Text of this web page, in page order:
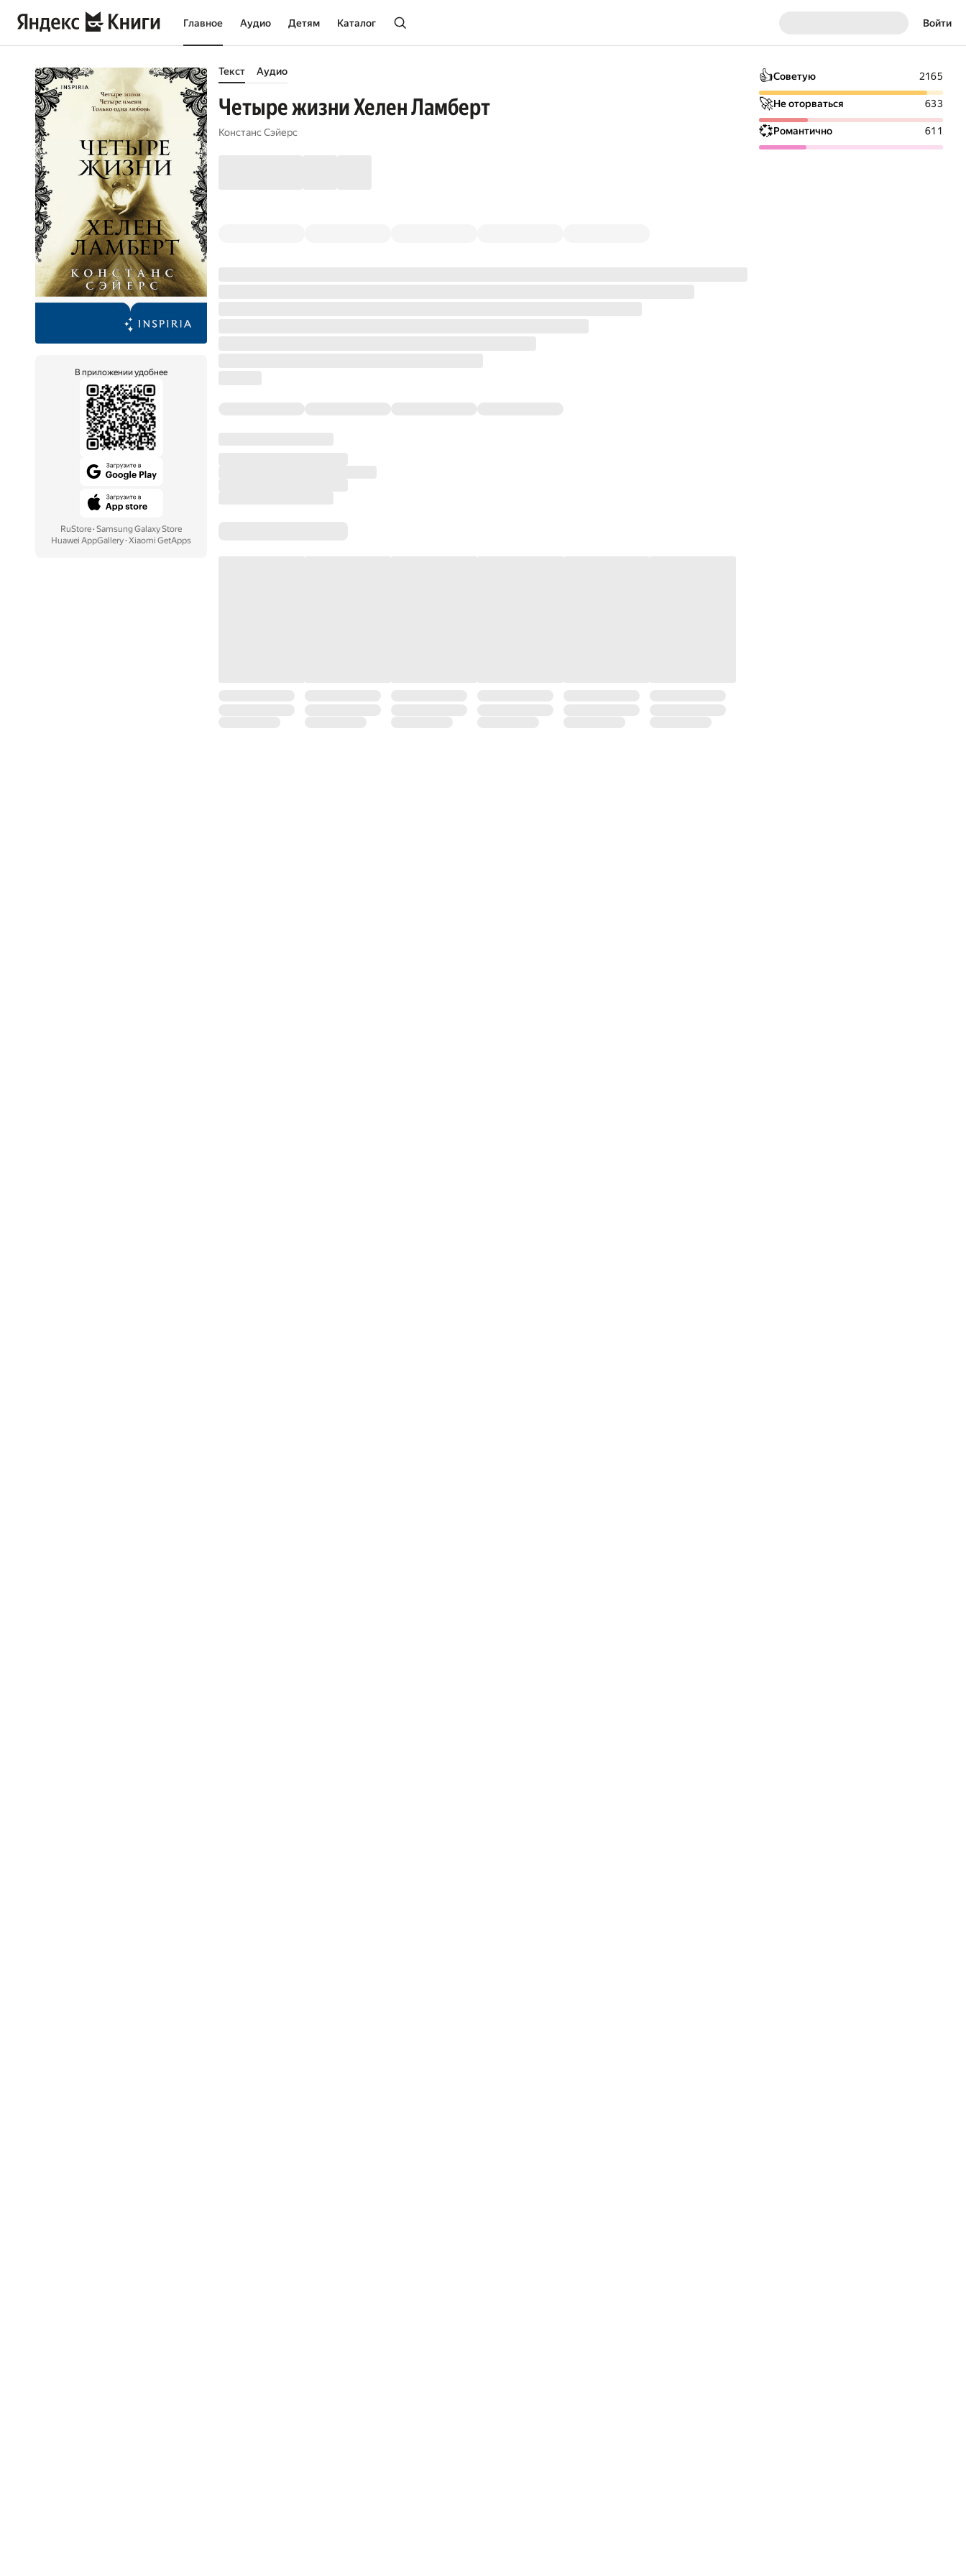
Главное Аудио Детям Каталог Войти
В приложении удобнее
RuStore· Samsung Galaxy Store
Huawei AppGallery· Xiaomi GetApps
Текст Аудио
Четыре жизни Хелен Ламберт
Констанс Сэйерс
👍Советую 2165
🚀Не оторваться 633
💞Романтично 611